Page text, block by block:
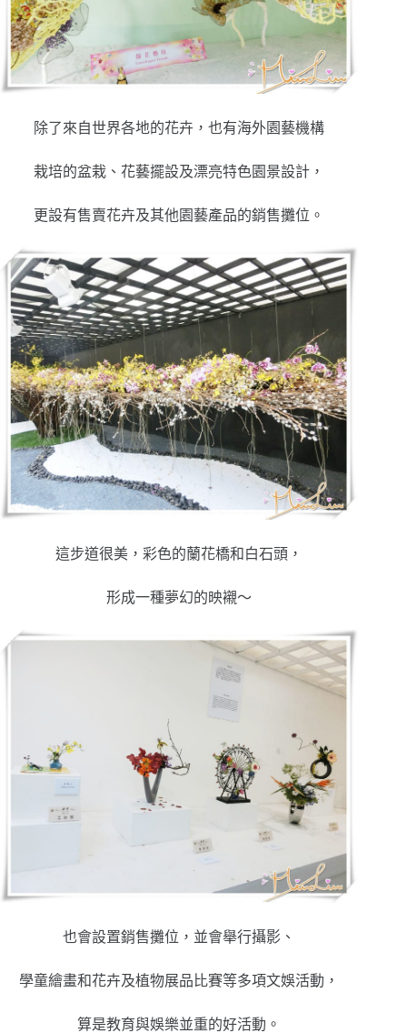
除了來自世界各地的花卉，也有海外園藝機構
栽培的盆栽、花藝擺設及漂亮特色園景設計，
更設有售賣花卉及其他園藝產品的銷售攤位。
這步道很美，彩色的蘭花橋和白石頭，
形成一種夢幻的映襯～
也會設置銷售攤位，並會舉行攝影、
學童繪畫和花卉及植物展品比賽等多項文娛活動，
算是教育與娛樂並重的好活動。